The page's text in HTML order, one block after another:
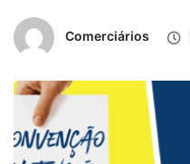
Comerciários